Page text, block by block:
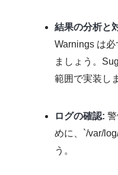
結果の分析と
Warnings は
ましょう。
範囲で実装し
ログの確認:
めに、`/var/
う。